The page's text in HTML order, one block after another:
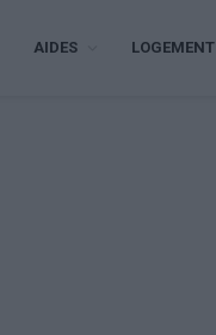
AIDES LOGEMENT